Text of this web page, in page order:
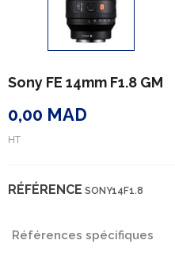
Sony FE 14mm F1.8 GM
0,00 MAD
HT
RÉFÉRENCE SONY14F1.8
Références spécifiques